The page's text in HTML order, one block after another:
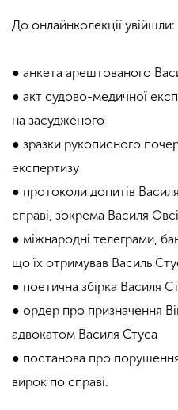
До онлайнколекції увійшли:
● анкета арештованого
● акт судово-медичної
на засудженого
● зразки рукописного
експертизу
● протоколи допитів
справі, зокрема Василя
● міжнародні телеграми,
що їх отримував Василь
● поетична збірка Василя
● ордер про призначення
адвокатом Василя Стуса
● постанова про
вирок по справі.